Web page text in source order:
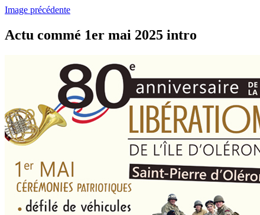
Image précédente
Actu commé 1er mai 2025 intro